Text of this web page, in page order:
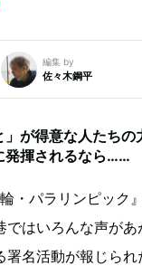
編集 by
佐々木鋼平
」が得意な人たち
発揮されるなら……
・パラリンピック
ではいろんな声が
署名活動が報じら